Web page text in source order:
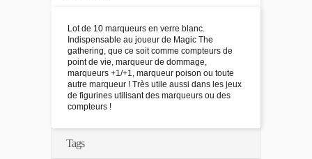
Lot de 10 marqueurs en verre blanc.
Indispensable au joueur de Magic The
gathering, que ce soit comme compteurs de
point de vie, marqueur de dommage,
marqueurs +1/+1, marqueur poison ou toute
autre marqueur ! Très utile aussi dans les jeux
de figurines utilisant des marqueurs ou des
compteurs !
Tags